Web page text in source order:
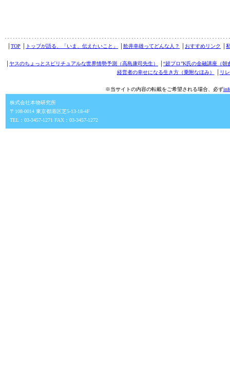
TOP トップが語る、「いま、伝えたいこと」 舩井幸雄ってどんな人？ おすすめリンク
ヤスのちょっとスピリチュアルな世界情勢予測（高島康司先生）
“超プロ”K氏の金融講座（朝
経営者の幸せになる生き方（乗附なほみ）
リ
※当サイトの内容の転載をご希望される場合、必ず
株式会社本物研究所
〒108-0014 東京都港区芝5-13-18-4F
TEL：03-3457-1271 FAX：03-3457-1272